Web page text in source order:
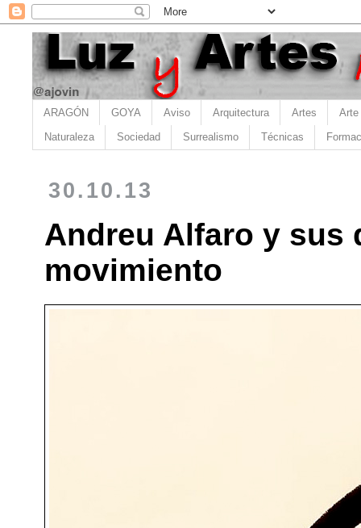
ARAGÓN GOYA Aviso Arquitectura Artes Arte
Naturaleza Sociedad Surrealismo Técnicas
30.10.13
Andreu Alfaro y sus
movimiento